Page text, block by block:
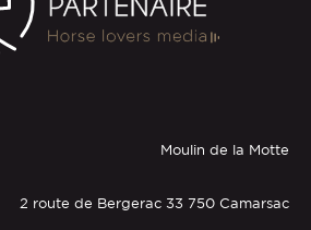
Moulin de la Motte
2 route de Bergerac 33 750 Camarsac